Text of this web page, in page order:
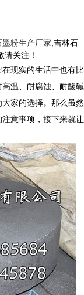
粉生产厂家,吉林石
关注！
现实的生活中也有比
温、耐腐蚀、耐酸碱
家的选择。那么虽然
意事项，接下来就让